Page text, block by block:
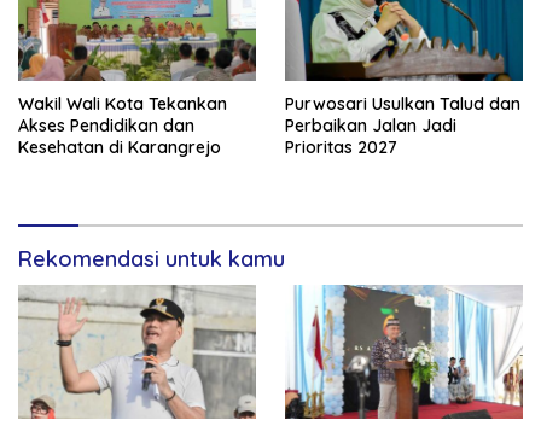
Wakil Wali Kota Tekankan
Akses Pendidikan dan
Kesehatan di Karangrejo
Purwosari Usulkan Talud dan
Perbaikan Jalan Jadi
Prioritas 2027
Rekomendasi untuk kamu